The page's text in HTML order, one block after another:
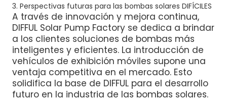
3. Perspectivas futuras para las bombas solares DIFÍCILES
A través de innovación y mejora continua,
DIFFUL Solar Pump Factory se dedica a brindar
a los clientes soluciones de bombas más
inteligentes y eficientes. La introducción de
vehículos de exhibición móviles supone una
ventaja competitiva en el mercado. Esto
solidifica la base de DIFFUL para el desarrollo
futuro en la industria de las bombas solares.